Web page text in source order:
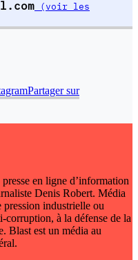
(voir les
Partager sur
en ligne d’information
Denis Robert. Média
industrielle ou
à la défense de la
Blast est un média au